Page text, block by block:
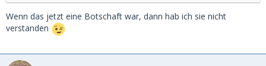
Wenn das jetzt eine Botschaft war, dann hab ich sie nicht
verstanden